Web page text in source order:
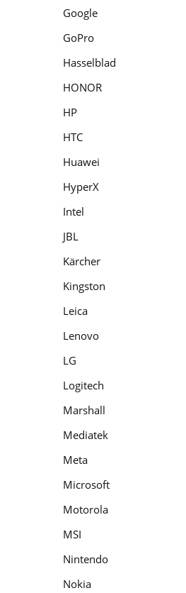
Google
GoPro
Hasselblad
HONOR
HP
HTC
Huawei
HyperX
Intel
JBL
Kärcher
Kingston
Leica
Lenovo
LG
Logitech
Marshall
Mediatek
Meta
Microsoft
Motorola
MSI
Nintendo
Nokia